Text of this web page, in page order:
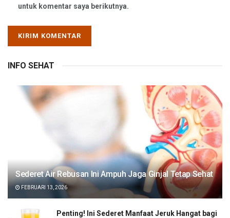
untuk komentar saya berikutnya.
INFO SEHAT
Sederet Air Rebusan Ini Ampuh Jaga Ginjal Tetap Sehat
FEBRUARI 13, 2026
Penting! Ini Sederet Manfaat Jeruk Hangat bagi